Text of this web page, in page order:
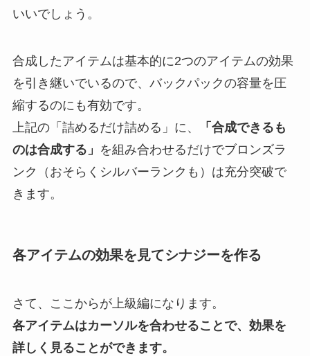
いいでしょう。
合成したアイテムは基本的に2つのアイテムの効果
を引き継いでいるので、バックパックの容量を圧
縮するのにも有効です。
上記の「詰めるだけ詰める」に、
「合成できるも
のは合成する」 を組み合わせるだけでブロンズラ
ンク（おそらくシルバーランクも）は充分突破で
きます。
各アイテムの効果を見てシナジーを作る
さて、ここからが上級編になります。
各アイテムはカーソルを合わせることで、効果を
詳しく見ることができます。